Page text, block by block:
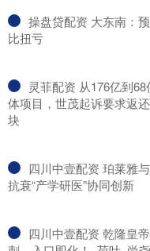
操盘贷配资 大东南：
比扭亏
灵菲配资 从176亿到
体项目，世茂起诉要求返
块
四川中壹配资 珀莱雅
抗衰“产学研医”协同创新
四川中壹配资 乾隆皇